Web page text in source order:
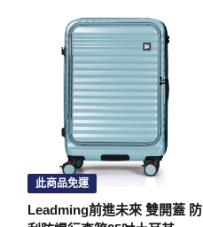
此商品免運
Leadming前進未來 雙開蓋 防